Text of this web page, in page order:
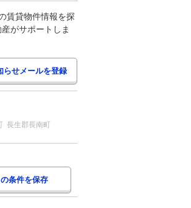
賃貸物件情報を探
がサポートしま
長生郡長南町
条件を保存